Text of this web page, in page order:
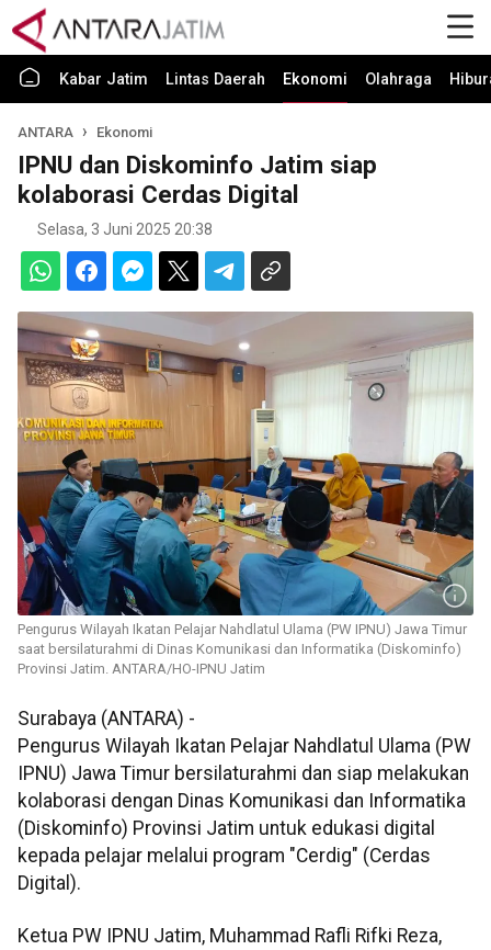
Kabar Jatim Lintas Daerah Ekonomi Olahraga
ANTARA Ekonomi
IPNU dan Diskominfo Jatim siap
kolaborasi Cerdas Digital
Selasa, 3 Juni 2025 20:38
Pengurus Wilayah Ikatan Pelajar Nahdlatul Ulama (PW IPNU) Jawa Timur
saat bersilaturahmi di Dinas Komunikasi dan Informatika (Diskominfo)
Provinsi Jatim. ANTARA/HO-IPNU Jatim
Surabaya (ANTARA) -
Pengurus Wilayah Ikatan Pelajar Nahdlatul Ulama (PW
IPNU) Jawa Timur bersilaturahmi dan siap melakukan
kolaborasi dengan Dinas Komunikasi dan Informatika
(Diskominfo) Provinsi Jatim untuk edukasi digital
kepada pelajar melalui program "Cerdig" (Cerdas
Digital).
Ketua PW IPNU Jatim, Muhammad Rafli Rifki Reza,